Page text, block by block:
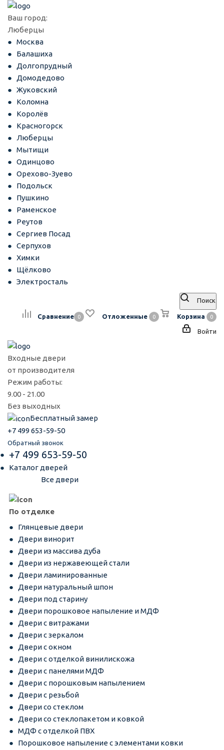
Ваш город:
Люберцы
Москва
Балашиха
Долгопрудный
Домодедово
Жуковский
Коломна
Королёв
Красногорск
Люберцы
Мытищи
Одинцово
Орехово-Зуево
Подольск
Пушкино
Раменское
Реутов
Сергиев Посад
Серпухов
Химки
Щёлково
Электросталь
Поиск
Сравнение 0 Отложенные 0 Корзина 0
Войти
Входные двери
от производителя
Режим работы:
9.00 - 21.00
Без выходных
Бесплатный замер
+7 499 653-59-50
Обратный звонок
+7 499 653-59-50
Каталог дверей
Все двери
По отделке
Глянцевые двери
Двери винорит
Двери из массива дуба
Двери из нержавеющей стали
Двери ламинированные
Двери натуральный шпон
Двери под старину
Двери порошковое напыление и МДФ
Двери с витражами
Двери с зеркалом
Двери с окном
Двери с отделкой винилискожа
Двери с панелями МДФ
Двери с порошковым напылением
Двери с резьбой
Двери со стеклом
Двери со стеклопакетом и ковкой
МДФ с отделкой ПВХ
Порошковое напыление с элементами ковки